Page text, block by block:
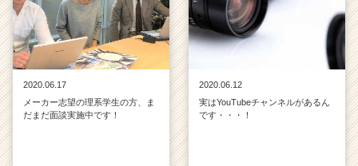
2020.06.17
メーカー志望の理系学生の方、ま
だまだ面談実施中です！
2020.06.12
実はYouTubeチャンネルがあるん
です・・・！